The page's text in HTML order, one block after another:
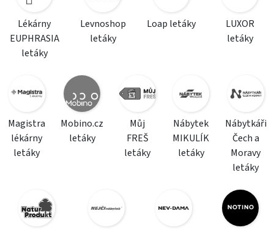
Lékárny
EUPHRASIA
letáky
Levnoshop
letáky
Loap letáky
LUXOR
letáky
Magistra
lékárny
letáky
Mobino.cz
letáky
Můj
FREŠ
letáky
Nábytek
MIKULÍK
letáky
Nábytkáři
Čech a
Moravy
letáky